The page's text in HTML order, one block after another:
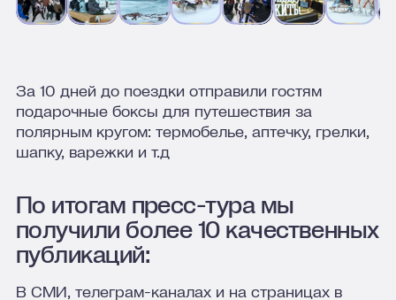
За 10 дней до поездки отправили гостям
подарочные боксы для путешествия за
полярным кругом: термобелье, аптечку, грелки,
шапку, варежки и т.д
По итогам пресс-тура мы
получили более 10 качественных
публикаций:
В СМИ, телеграм-каналах и на страницах в